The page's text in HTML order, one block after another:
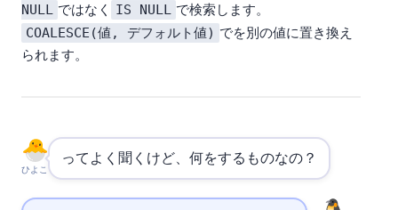
NULL ではなく IS NULL で検索します。
COALESCE(値, デフォルト値) でNULLを別の値に置き換え
られます。
ひよこ
ってよく聞くけど、何をするものなの？